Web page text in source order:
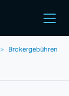
Brokergebühren